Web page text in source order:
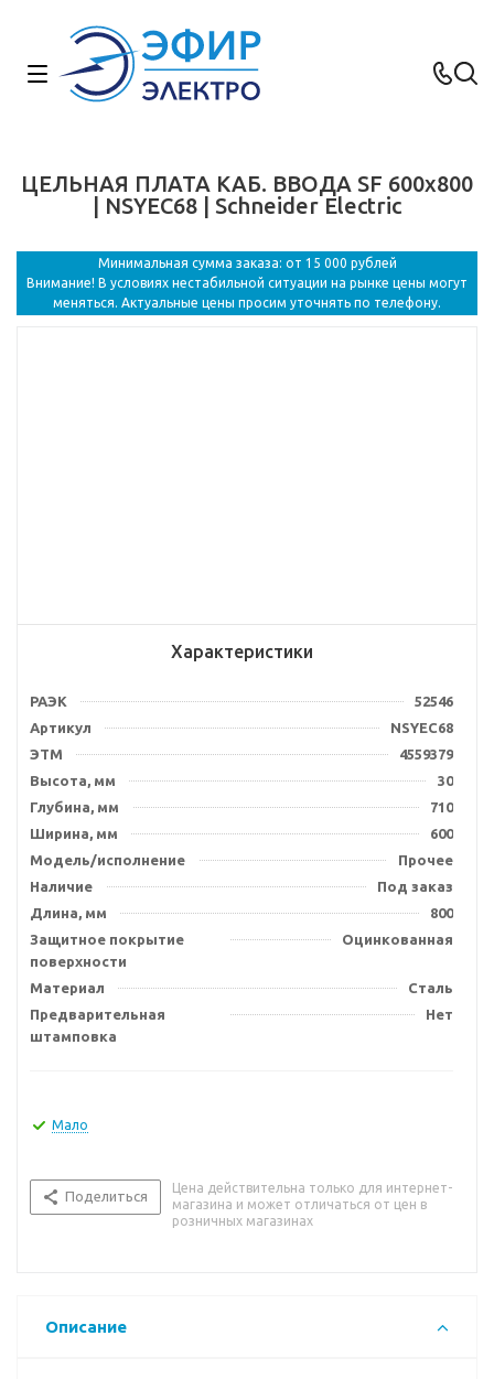
ЦЕЛЬНАЯ ПЛАТА КАБ. ВВОДА SF 600x800
| NSYEC68 | Schneider Electric
Минимальная сумма заказа: от 15 000 рублей
Внимание! В условиях нестабильной ситуации на рынке цены могут
меняться. Актуальные цены просим уточнять по телефону.
Характеристики
РАЭК
52546
Артикул
NSYEC68
ЭТМ
4559379
Высота, мм
30
Глубина, мм
710
Ширина, мм
600
Модель/исполнение
Прочее
Наличие
Под заказ
Длина, мм
800
Защитное покрытие
поверхности
Оцинкованная
Материал
Сталь
Предварительная
штамповка
Нет
Мало
Поделиться
Цена действительна только для интернет-
магазина и может отличаться от цен в
розничных магазинах
Описание